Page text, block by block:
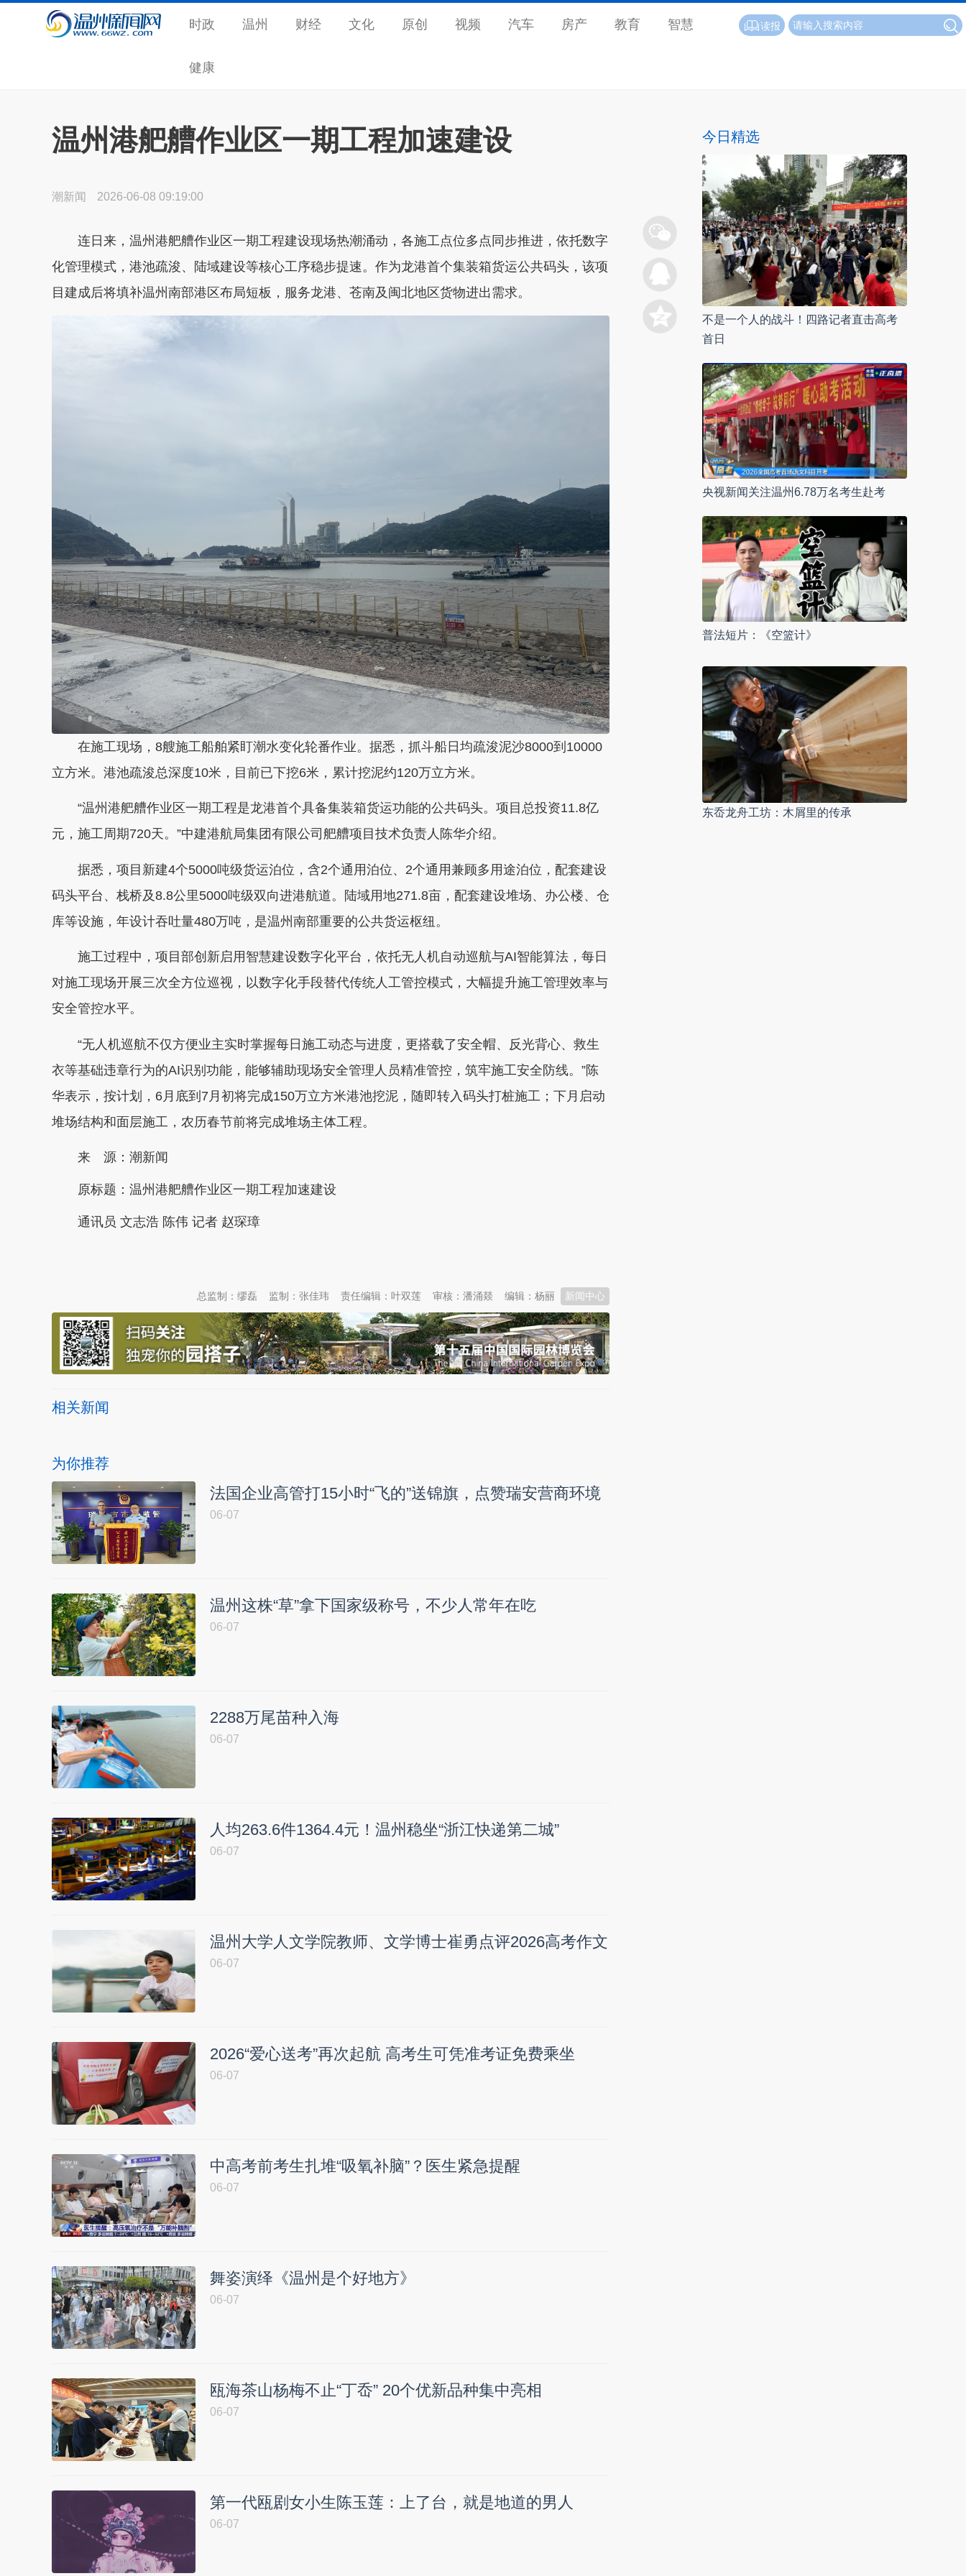
时政 温州 财经 文化 原创 视频 汽车 房产 教育 智慧
健康
读报
温州港舥艚作业区一期工程加速建设
潮新闻 2026-06-08 09:19:00
连日来，温州 港舥艚作业区一期工程建设现场热潮涌动，各施工点位多点同步推进，依托数字
化管理模式，港池疏浚、陆域建设等核心工序稳步提速。作为龙港首个集装箱货运公共码头，该项
目建成后将填补温州南部港区布局短板，服务龙港、苍南及闽北地区货物进出需求。
在施工现场，8艘施工船舶紧盯潮水变化轮番作业。据悉，抓斗船日均疏浚泥沙8000到10000
立方米。港池疏浚总深度10米，目前已下挖6米，累计挖泥约120万立方米。
“温州港舥艚作业区一期工程是龙港首个具备集装箱货运功能的公共码头。项目总投资11.8亿
元，施工周期720天。”中建港航局集团有限公司舥艚项目技术负责人陈华介绍。
据悉，项目新建4个5000吨级货运泊位，含2个通用泊位、2个通用兼顾多用途泊位，配套建设
码头平台、栈桥及8.8公里5000吨级双向进港航道。陆域用地271.8亩，配套建设堆场、办公楼、仓
库等设施，年设计吞吐量480万吨，是温州南部重要的公共货运枢纽。
施工过程中，项目部创新启用智慧建设数字化平台，依托无人机自动巡航与AI智能算法，每日
对施工现场开展三次全方位巡视，以数字化手段替代传统人工管控模式，大幅提升施工管理效率与
安全管控水平。
“无人机巡航不仅方便业主实时掌握每日施工动态与进度，更搭载了安全帽、反光背心、救生
衣等基础违章行为的AI识别功能，能够辅助现场安全管理人员精准管控，筑牢施工安全防线。”陈
华表示， 按计划，6月底到7月初将完成150万立方米港池挖泥，随即转入码头打桩施工；下月启动
堆场结构和面层施工，农历春节前将完成堆场主体工程。
来 源：潮新闻
原标题： 温州港舥艚作业区一期工程加速建设
通讯员 文志浩 陈伟 记者 赵琛璋
新闻中心
编辑：杨丽
审核：潘涌燚
责任编辑：叶双莲
监制：张佳玮
总监制：缪磊
相关新闻
为你推荐
法国企业高管打15小时“飞的”送锦旗，点赞瑞安营商环境
06-07
温州这株“草”拿下国家级称号，不少人常年在吃
06-07
2288万尾苗种入海
06-07
人均263.6件1364.4元！温州稳坐“浙江快递第二城”
06-07
温州大学人文学院教师、文学博士崔勇点评2026高考作文
06-07
2026“爱心送考”再次起航 高考生可凭准考证免费乘坐
06-07
中高考前考生扎堆“吸氧补脑”？医生紧急提醒
06-07
舞姿演绎《温州是个好地方》
06-07
瓯海茶山杨梅不止“丁岙” 20个优新品种集中亮相
06-07
第一代瓯剧女小生陈玉莲：上了台，就是地道的男人
06-07
今日精选
不是一个人的战斗！四路记者直击高考
首日
央视新闻关注温州6.78万名考生赴考
普法短片：《空篮计》
东岙龙舟工坊：木屑里的传承